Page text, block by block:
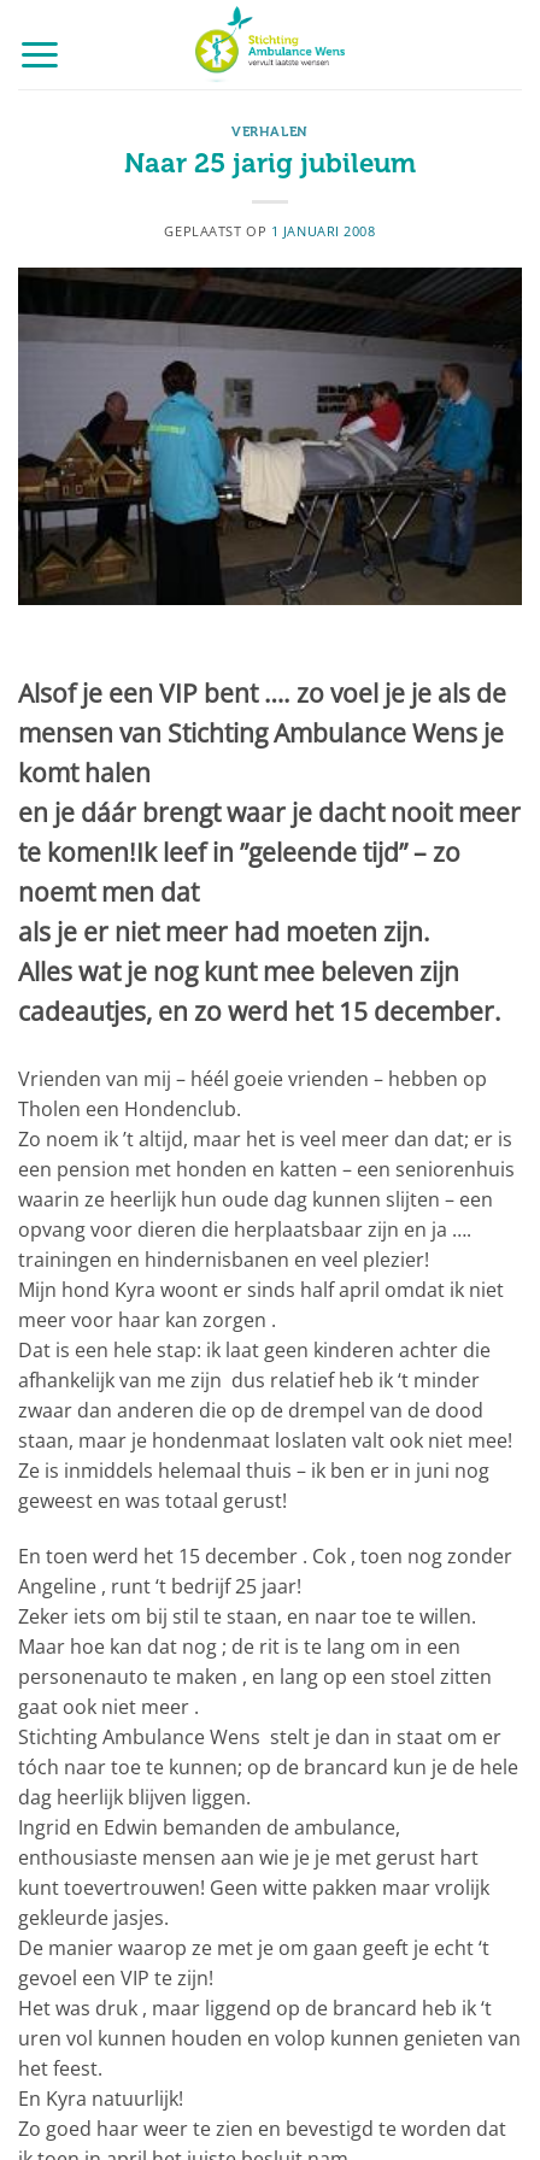
naar
inhoud
VERHALEN
Naar 25 jarig jubileum
GEPLAATST OP 1 JANUARI 2008
Alsof je een VIP bent …. zo voel je je als de
mensen van Stichting Ambulance Wens je
komt halen
en je dáár brengt waar je dacht nooit meer
te komen!Ik leef in ”geleende tijd” – zo
noemt men dat
als je er niet meer had moeten zijn.
Alles wat je nog kunt mee beleven zijn
cadeautjes, en zo werd het 15 december.
Vrienden van mij – héél goeie vrienden – hebben op
Tholen een Hondenclub.
Zo noem ik ’t altijd, maar het is veel meer dan dat; er is
een pension met honden en katten – een seniorenhuis
waarin ze heerlijk hun oude dag kunnen slijten – een
opvang voor dieren die herplaatsbaar zijn en ja ….
trainingen en hindernisbanen en veel plezier!
Mijn hond Kyra woont er sinds half april omdat ik niet
meer voor haar kan zorgen .
Dat is een hele stap: ik laat geen kinderen achter die
afhankelijk van me zijn dus relatief heb ik ‘t minder
zwaar dan anderen die op de drempel van de dood
staan, maar je hondenmaat loslaten valt ook niet mee!
Ze is inmiddels helemaal thuis – ik ben er in juni nog
geweest en was totaal gerust!
En toen werd het 15 december . Cok , toen nog zonder
Angeline , runt ‘t bedrijf 25 jaar!
Zeker iets om bij stil te staan, en naar toe te willen.
Maar hoe kan dat nog ; de rit is te lang om in een
personenauto te maken , en lang op een stoel zitten
gaat ook niet meer .
Stichting Ambulance Wens stelt je dan in staat om er
tóch naar toe te kunnen; op de brancard kun je de hele
dag heerlijk blijven liggen.
Ingrid en Edwin bemanden de ambulance,
enthousiaste mensen aan wie je je met gerust hart
kunt toevertrouwen! Geen witte pakken maar vrolijk
gekleurde jasjes.
De manier waarop ze met je om gaan geeft je echt ‘t
gevoel een VIP te zijn!
Het was druk , maar liggend op de brancard heb ik ‘t
uren vol kunnen houden en volop kunnen genieten van
het feest.
En Kyra natuurlijk!
Zo goed haar weer te zien en bevestigd te worden dat